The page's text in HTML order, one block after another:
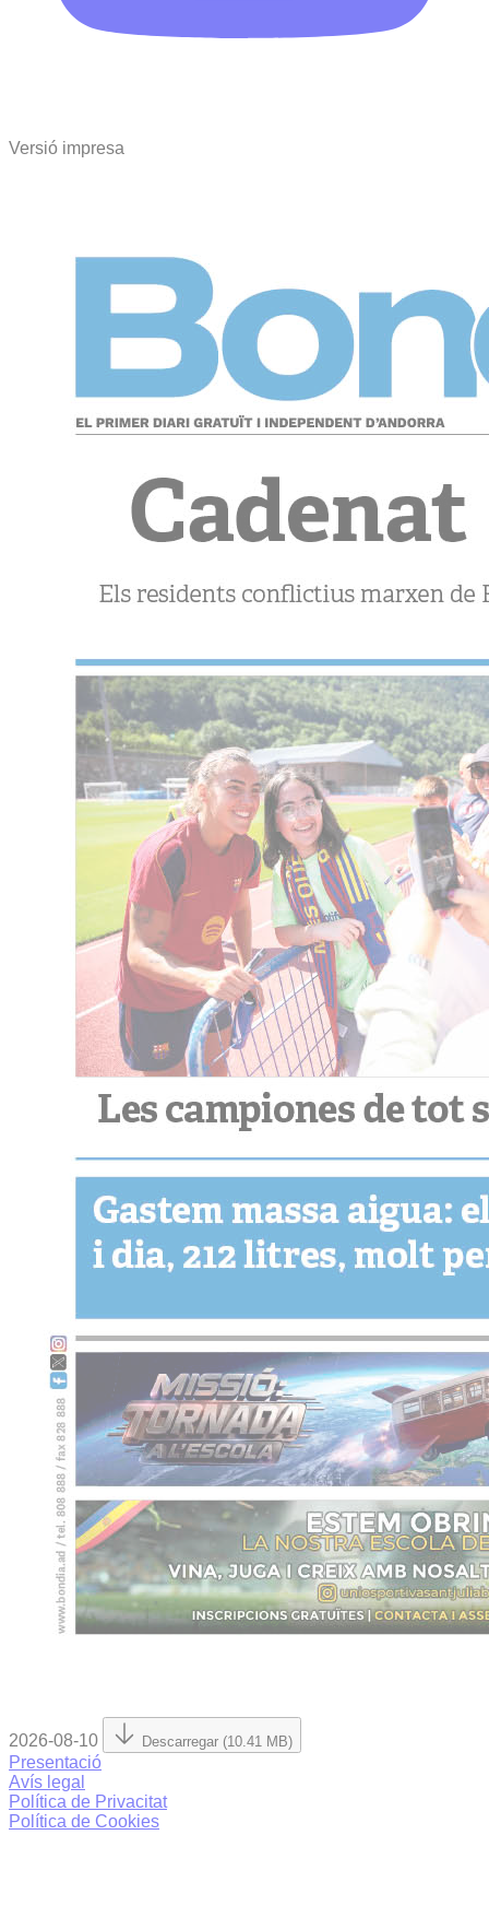
Versió impresa
2026-08-10 Descarregar (10.41 MB)
Presentació
Avís legal
Política de Privacitat
Política de Cookies